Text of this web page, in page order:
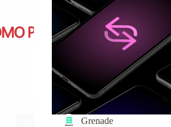
Grenade